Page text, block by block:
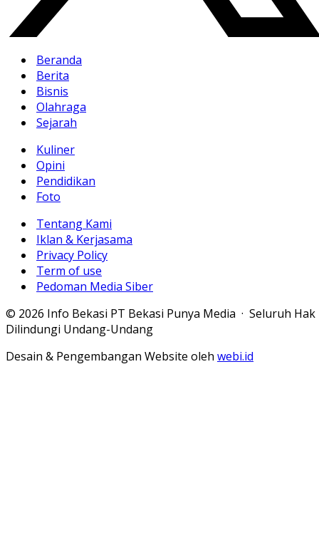
Beranda
Berita
Bisnis
Olahraga
Sejarah
Kuliner
Opini
Pendidikan
Foto
Tentang Kami
Iklan & Kerjasama
Privacy Policy
Term of use
Pedoman Media Siber
© 2026 Info Bekasi PT Bekasi Punya Media · Seluruh Hak
Dilindungi Undang-Undang
Desain & Pengembangan Website oleh webi.id